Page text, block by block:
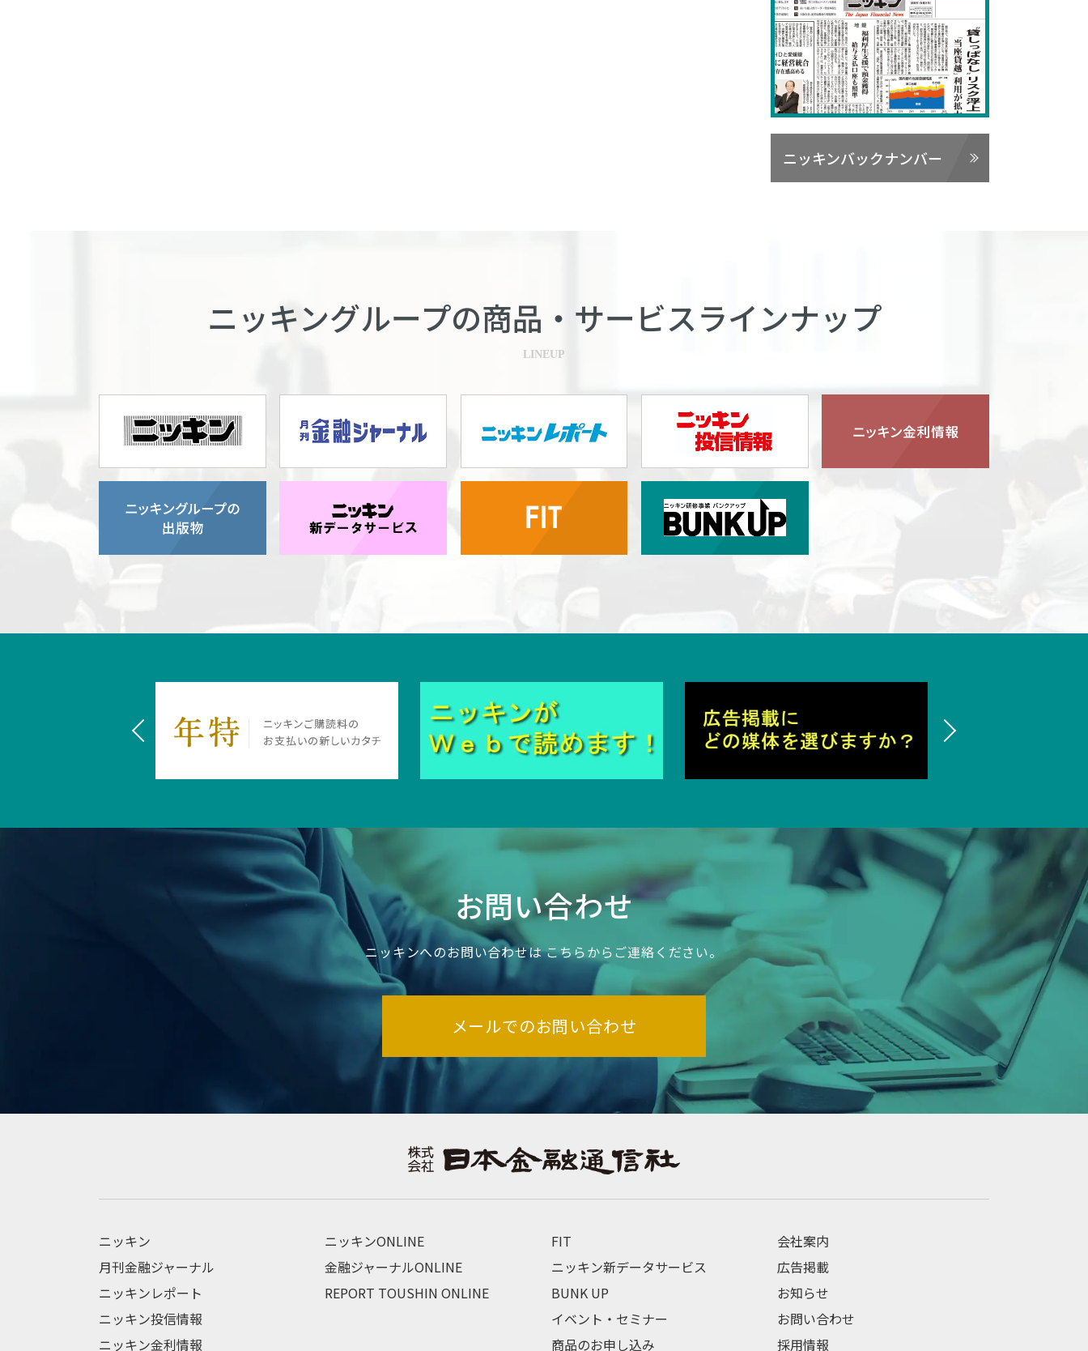
ニッキンバックナンバー
ニッキングループの商品・ サービスラインナップ
LINEUP
お問い合わせ
ニッキンへのお問い合わせはこちらからご連絡ください。
メールでのお問い合わせ
ニッキン
月刊金融ジャーナル
ニッキンレポート
ニッキン投信情報
ニッキン金利情報
ニッキンONLINE
金融ジャーナルONLINE
REPORT TOUSHIN ONLINE
FIT
ニッキン新データサービス
BUNK UP
イベント・セミナー
商品のお申し込み
会社案内
広告掲載
お知らせ
お問い合わせ
採用情報